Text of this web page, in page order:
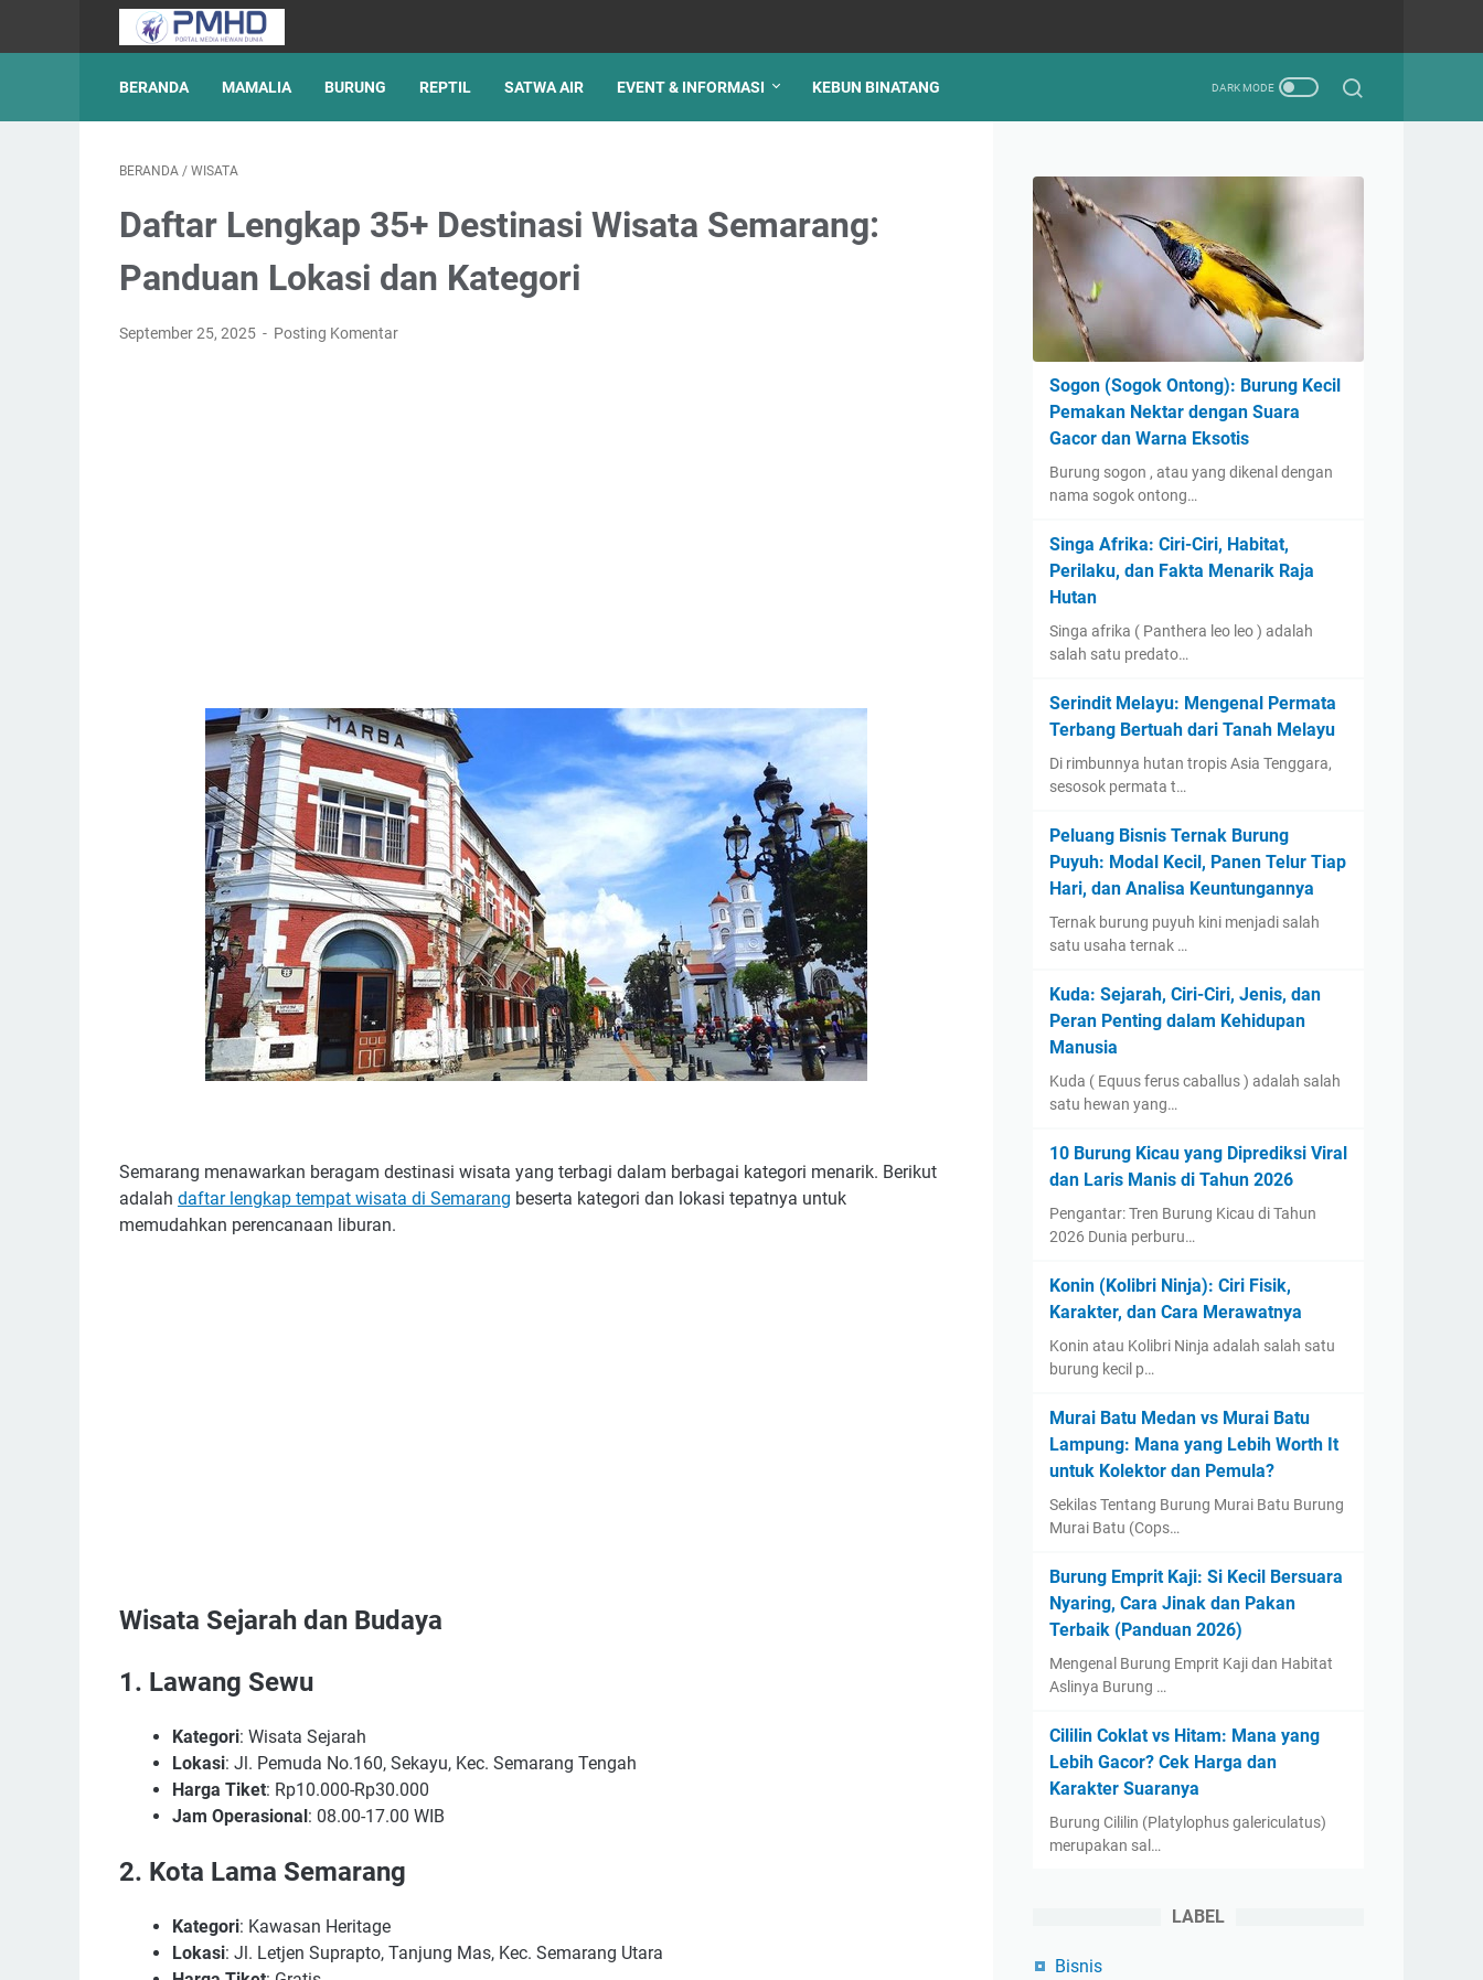
BERANDA MAMALIA BURUNG REPTIL SATWA AIR EVENT & INFORMASI KEBUN BINATANG
BERANDA / WISATA
Daftar Lengkap 35+ Destinasi Wisata Semarang:
Panduan Lokasi dan Kategori
September 25, 2025 Posting Komentar
Semarang menawarkan beragam destinasi wisata yang terbagi dalam berbagai kategori menarik. Berikut
adalah daftar lengkap tempat wisata di Semarang beserta kategori dan lokasi tepatnya untuk
memudahkan perencanaan liburan.
Wisata Sejarah dan Budaya
1. Lawang Sewu
Kategori: Wisata Sejarah
Lokasi: Jl. Pemuda No.160, Sekayu, Kec. Semarang Tengah
Harga Tiket: Rp10.000-Rp30.000
Jam Operasional: 08.00-17.00 WIB
2. Kota Lama Semarang
Kategori: Kawasan Heritage
Lokasi: Jl. Letjen Suprapto, Tanjung Mas, Kec. Semarang Utara
Sogon (Sogok Ontong): Burung Kecil
Pemakan Nektar dengan Suara
Gacor dan Warna Eksotis
Burung sogon , atau yang dikenal dengan
nama sogok ontong…
Singa Afrika: Ciri-Ciri, Habitat,
Perilaku, dan Fakta Menarik Raja
Hutan
Singa afrika ( Panthera leo leo ) adalah
salah satu predato…
Serindit Melayu: Mengenal Permata
Terbang Bertuah dari Tanah Melayu
Di rimbunnya hutan tropis Asia Tenggara,
sesosok permata t…
Peluang Bisnis Ternak Burung
Puyuh: Modal Kecil, Panen Telur Tiap
Hari, dan Analisa Keuntungannya
Ternak burung puyuh kini menjadi salah
satu usaha ternak …
Kuda: Sejarah, Ciri-Ciri, Jenis, dan
Peran Penting dalam Kehidupan
Manusia
Kuda ( Equus ferus caballus ) adalah salah
satu hewan yang…
10 Burung Kicau yang Diprediksi Viral
dan Laris Manis di Tahun 2026
Pengantar: Tren Burung Kicau di Tahun
2026 Dunia perburu…
Konin (Kolibri Ninja): Ciri Fisik,
Karakter, dan Cara Merawatnya
Konin atau Kolibri Ninja adalah salah satu
burung kecil p…
Murai Batu Medan vs Murai Batu
Lampung: Mana yang Lebih Worth It
untuk Kolektor dan Pemula?
Sekilas Tentang Burung Murai Batu Burung
Murai Batu (Cops…
Burung Emprit Kaji: Si Kecil Bersuara
Nyaring, Cara Jinak dan Pakan
Terbaik (Panduan 2026)
Mengenal Burung Emprit Kaji dan Habitat
Aslinya Burung …
Cililin Coklat vs Hitam: Mana yang
Lebih Gacor? Cek Harga dan
Karakter Suaranya
Burung Cililin (Platylophus galericulatus)
merupakan sal…
LABEL
Bisnis